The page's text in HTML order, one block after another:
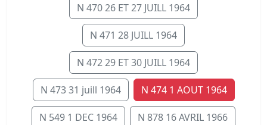
N 470 26 ET 27 JUILL 1964
N 471 28 JUILL 1964
N 472 29 ET 30 JUILL 1964
N 473 31 juill 1964 N 474 1 AOUT 1964
N 549 1 DEC 1964 N 878 16 AVRIL 1966